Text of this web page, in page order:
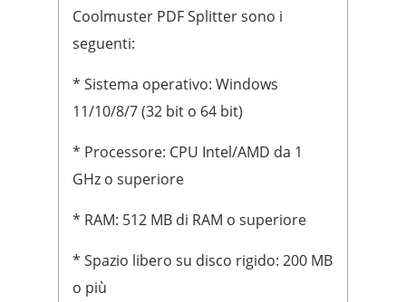
Coolmuster PDF Splitter sono i
seguenti:
* Sistema operativo: Windows
11/10/8/7 (32 bit o 64 bit)
* Processore: CPU Intel/AMD da 1
GHz o superiore
* RAM: 512 MB di RAM o superiore
* Spazio libero su disco rigido: 200 MB
o più